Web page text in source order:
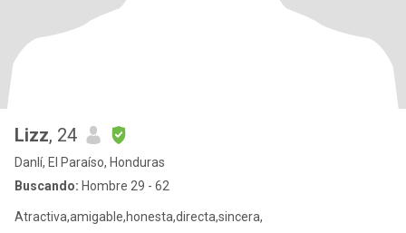
Lizz, 24
Danlí, El Paraíso, Honduras
Buscando: Hombre 29 - 62
Atractiva,amigable,honesta,directa,sincera,